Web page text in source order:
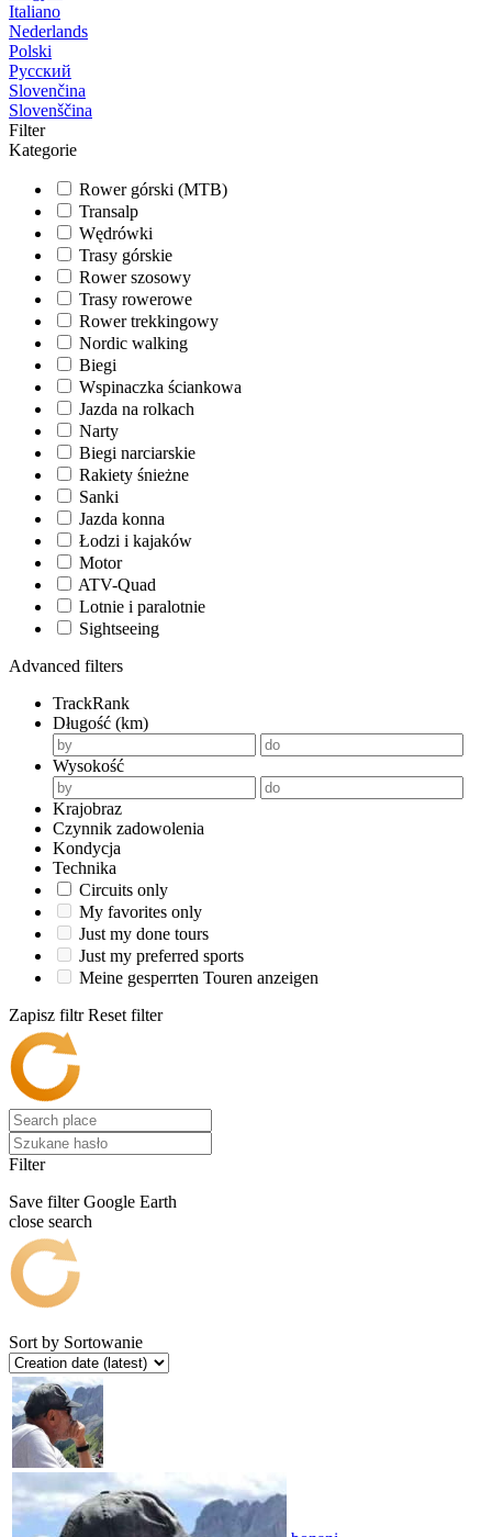
Italiano
Nederlands
Polski
Русский
Slovenčina
Slovenščina
Filter
Kategorie
Rower górski (MTB)
Transalp
Wędrówki
Trasy górskie
Rower szosowy
Trasy rowerowe
Rower trekkingowy
Nordic walking
Biegi
Wspinaczka ściankowa
Jazda na rolkach
Narty
Biegi narciarskie
Rakiety śnieżne
Sanki
Jazda konna
Łodzi i kajaków
Motor
ATV-Quad
Lotnie i paralotnie
Sightseeing
Advanced filters
TrackRank
Długość (km)
Wysokość
Krajobraz
Czynnik zadowolenia
Kondycja
Technika
Circuits only
My favorites only
Just my done tours
Just my preferred sports
Meine gesperrten Touren anzeigen
Zapisz filtr Reset filter
Filter
Save filter Google Earth
close search
Sort by Sortowanie